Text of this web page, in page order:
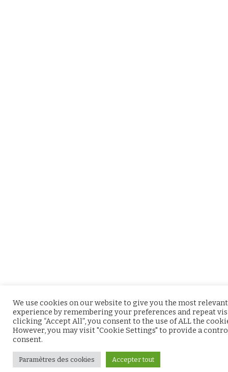
We use cookies on our website to give you the most relevant
experience by remembering your preferences and repeat
clicking “Accept All”, you consent to the use of ALL the
However, you may visit "Cookie Settings" to provide a
consent.
Paramètres des cookies Accepter tout